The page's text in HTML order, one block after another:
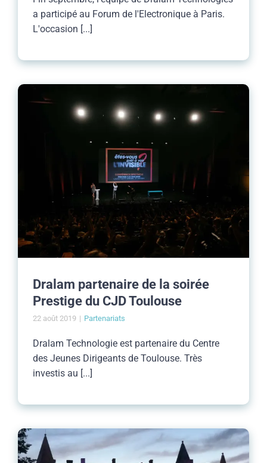
a participé au Forum de l'Electronique à Paris.
L'occasion [...]
Dralam partenaire de la soirée
Prestige du CJD Toulouse
22 août 2019 | Partenariats
Dralam Technologie est partenaire du Centre
des Jeunes Dirigeants de Toulouse. Très
investis au [...]